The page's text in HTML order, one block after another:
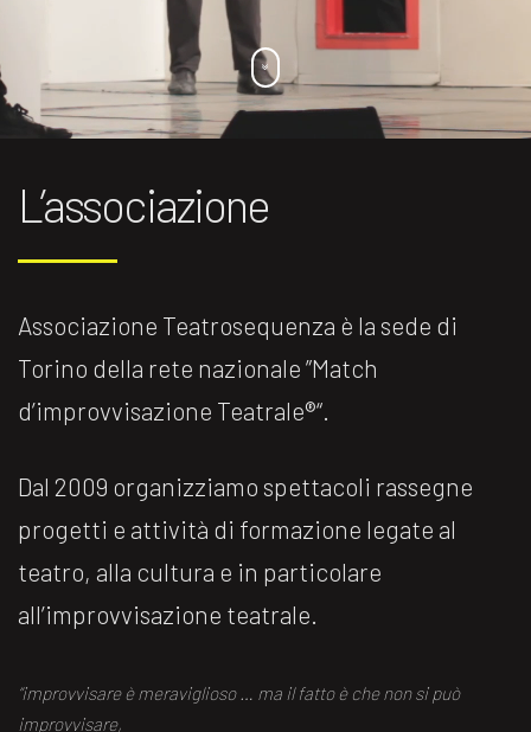
L’associazione
Associazione Teatrosequenza è la sede di
Torino della rete nazionale ”Match
d’improvvisazione Teatrale®️“.
Dal 2009 organizziamo spettacoli rassegne
progetti e attività di formazione legate al
teatro, alla cultura e in particolare
all’improvvisazione teatrale.
“improvvisare è meraviglioso … ma il fatto è che non si può
improvvisare,